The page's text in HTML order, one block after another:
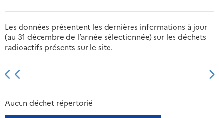
Les données présentent les dernières informations à jour
(au 31 décembre de l’année sélectionnée) sur les déchets
radioactifs présents sur le site.
2013 2014
Aucun déchet répertorié